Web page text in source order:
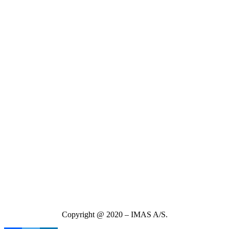
Copyright @ 2020 – IMAS A/S.